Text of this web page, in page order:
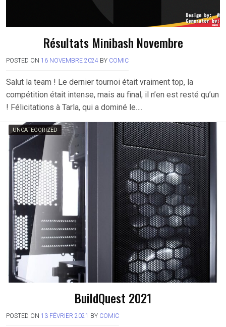
Résultats Minibash Novembre
POSTED ON 16 NOVEMBRE 2024 BY COMIC
Salut la team ! Le dernier tournoi était vraiment top, la
compétition était intense, mais au final, il n’en est resté qu’un
! Félicitations à Tarla, qui a dominé le….
UNCATEGORIZED
BuildQuest 2021
POSTED ON 13 FÉVRIER 2021 BY COMIC